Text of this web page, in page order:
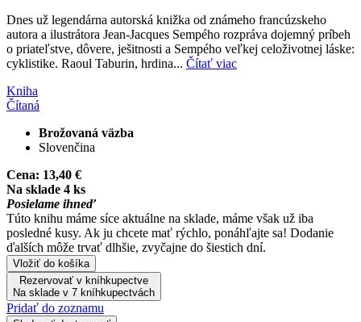
Dnes už legendárna autorská knižka od známeho francúzskeho
autora a ilustrátora Jean-Jacques Sempého rozpráva dojemný príbeh
o priateľstve, dôvere, ješitnosti a Sempého veľkej celoživotnej láske:
cyklistike. Raoul Taburin, hrdina... Čítať viac
Kniha
Čítaná
Brožovaná väzba
Slovenčina
Cena: 13,40 €
Na sklade 4 ks
Posielame ihneď
Túto knihu máme síce aktuálne na sklade, máme však už iba
posledné kusy. Ak ju chcete mať rýchlo, ponáhľajte sa! Dodanie
ďalších môže trvať dlhšie, zvyčajne do šiestich dní.
Vložiť do košíka
Rezervovať v kníhkupectve
Na sklade v 7 kníhkupectvách
Pridať do zoznamu